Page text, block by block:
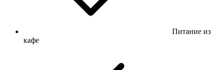
Питание из
кафе